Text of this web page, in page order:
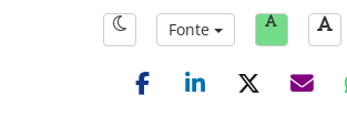
Fonte